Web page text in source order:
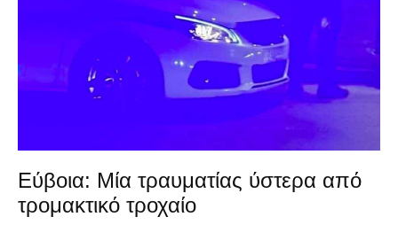
Εύβοια: Μία τραυματίας ύστερα από
τρομακτικό τροχαίο